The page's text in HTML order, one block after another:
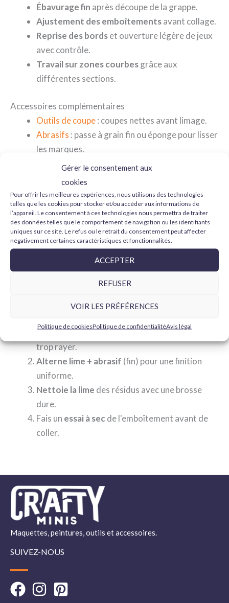
Gérer le consentement aux
cookies
Pour offrir les meilleures expériences, nous utilisons des technologies
telles que les cookies pour stocker et/ou accéder aux informations de
l’appareil. Le consentement à ces technologies nous permettra de traiter
des données telles que le comportement de navigation ou les identifiants
uniques sur ce site. Le refus ou le retrait du consentement peut affecter
négativement certaines caractéristiques et fonctionnalités.
ACCEPTER
REFUSER
VOIR LES PRÉFÉRENCES
Politique de cookiesPolitique de confidentialitéAvis légal
Ébavurage fin après découpe de la grappe.
Ajustement des emboîtementsavant collage.
Reprise des bordset ouverture légère de jeux
avec contrôle.
Travail sur zones courbesgrâce aux
différentes sections.
Accessoires complémentaires
Outils de coupe: coupes nettes avant limage.
Abrasifs : passe à grain fin ou éponge pour lisser
les marques.
Rubans de masquage : protègent bords et
Tapis de découpe: base stable et sûre.
Pinces: manipulation précise des petites pièces.
Produits complémentaires
Mastic: comble les microcreux et finalise la
Passe douce et dans une directionpour ne pas
trop rayer.
Alterne lime + abrasif (fin) pour une finition
uniforme.
Nettoie la lime des résidus avec une brosse
dure.
Fais un essai à sec de l'emboîtement avant de
coller.
Maquettes, peintures, outils et accessoires.
SUIVEZ-NOUS